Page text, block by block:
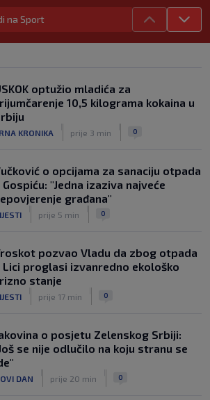
SK
|
6. kol.
riječke pobjede priznao: ‘Nisam
SK 6. kol.
Pokušat ćemo biti bolji protiv
|
na Sport
optužio mladića za
10,5 kilograma kokaina u
KRONIKA prije 3 min 0
o opcijama za sanaciju otpada
Gospiću: "Jedna izaziva najveće
građana"
prije 5 min 0
pozvao Vladu da zbog otpada
Lici proglasi izvanredno ekološko
stanje
prije 17 min 0
o posjetu Zelenskog Srbiji:
se nije odlučilo na koju stranu se
DAN prije 20 min 0